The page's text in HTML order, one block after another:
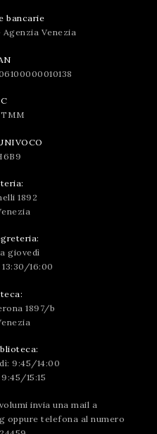
bancarie
Venezia
1892
giovedì
16:00
1897/b
9:45/14:00
15:15
invia una mail a
oppure telefona al numero